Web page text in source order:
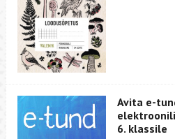
Avita e-
6. klassile